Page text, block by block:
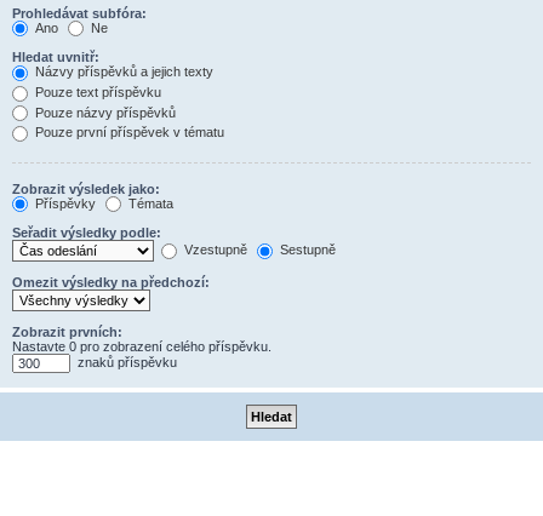
Prohledávat subfóra:
Ano
Ne
Hledat uvnitř:
Názvy příspěvků a jejich texty
Pouze text příspěvku
Pouze názvy příspěvků
Pouze první příspěvek v tématu
Zobrazit výsledek jako:
Příspěvky
Témata
Seřadit výsledky podle:
Vzestupně
Sestupně
Omezit výsledky na předchozí:
Zobrazit prvních:
Nastavte 0 pro zobrazení celého příspěvku.
znaků příspěvku